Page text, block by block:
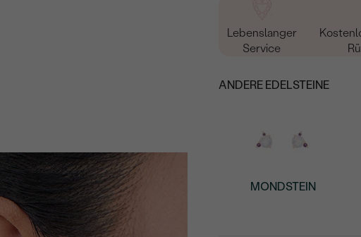
Lebenslanger
Service
ANDERE EDELSTEINE
MONDSTEIN